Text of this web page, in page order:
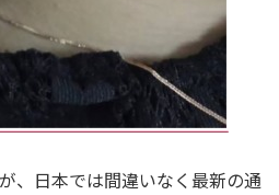
、日本では間違いなく最新の通